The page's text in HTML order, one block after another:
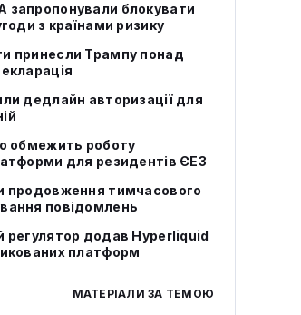
блокувати
з країнами ризику
принесли Трампу понад
дедлайн авторизації для
обмежить роботу
для резидентів ЄЕЗ
продовження тимчасового
повідомлень
регулятор додав Hyperliquid
платформ
МАТЕРІАЛИ ЗА ТЕМОЮ